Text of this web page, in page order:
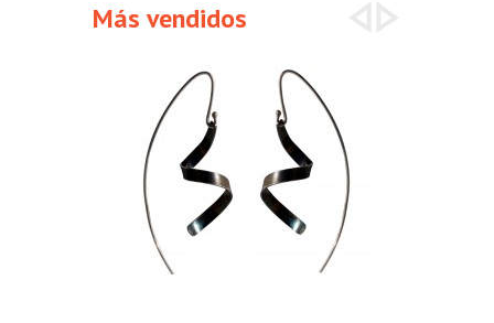
Más vendidos